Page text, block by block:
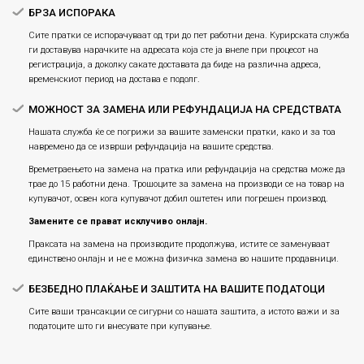
БРЗА ИСПОРАКА
Сите пратки се испорачуваат од три до пет работни дена. Курирската служба
ги доставува нарачките на адресата која сте ја внеле при процесот на
регистрација, а доколку сакате доставата да биде на различна адреса,
временскиот период на достава е подолг.
МОЖНОСТ ЗА ЗАМЕНА ИЛИ РЕФУНДАЦИЈА НА СРЕДСТВАТА
Нашата служба ќе се погрижи за вашите заменски пратки, како и за тоа
навремено да се изврши рефундација на вашите средства.
Времетраењето на замена на пратка или рефундацијa на средства може да
трае до 15 работни дена. Трошоците за замена на производи се на товар на
купувачот, освен кога купувачот добил оштетен или погрешен производ.
Замените се прават исклучиво онлајн.
Праксата на замена на производите продолжува, истите се заменуваат
единствено онлајн и не е можна физичка замена во нашите продавници.
БЕЗБЕДНО ПЛАЌАЊЕ И ЗАШТИТА НА ВАШИТЕ ПОДАТОЦИ
Сите ваши трансакции се сигурни со нашата заштита, а истото важи и за
податоците што ги внесувате при купување.